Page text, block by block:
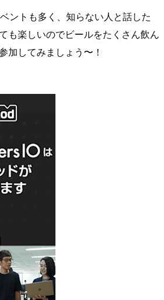
ントも多く、知らない人と話した
も楽しいのでビールをたくさん飲ん
加してみましょう〜！